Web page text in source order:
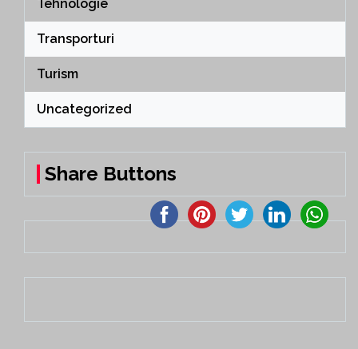
Tehnologie
Transporturi
Turism
Uncategorized
Share Buttons